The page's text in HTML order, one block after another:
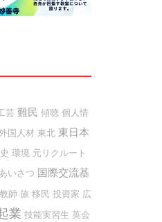
芸 難民 傾聴 個人情
国人材 東北 東日本
環境 元リクルート
いさつ 国際交流基
師 旅 移民 投資家 広
業 技能実習生 英会